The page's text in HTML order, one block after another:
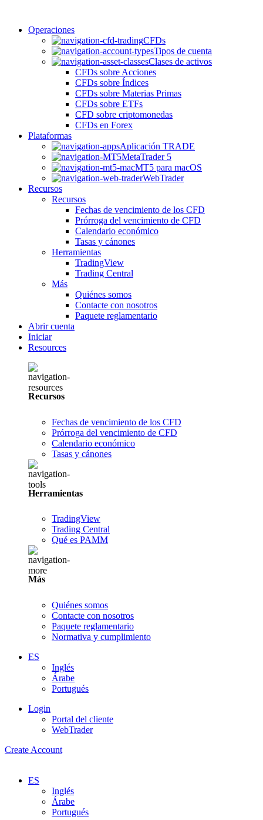
Operaciones
CFDs
Tipos de cuenta
Clases de activos
CFDs sobre Acciones
CFDs sobre Índices
CFDs sobre Materias Primas
CFDs sobre ETFs
CFD sobre criptomonedas
CFDs en Forex
Plataformas
Aplicación TRADE
MetaTrader 5
MT5 para macOS
WebTrader
Recursos
Recursos
Fechas de vencimiento de los CFD
Prórroga del vencimiento de CFD
Calendario económico
Tasas y cánones
Herramientas
TradingView
Trading Central
Más
Quiénes somos
Contacte con nosotros
Paquete reglamentario
Abrir cuenta
Iniciar
Resources
Recursos
Fechas de vencimiento de los CFD
Prórroga del vencimiento de CFD
Calendario económico
Tasas y cánones
Herramientas
TradingView
Trading Central
Qué es PAMM
Más
Quiénes somos
Contacte con nosotros
Paquete reglamentario
Normativa y cumplimiento
ES
Inglés
Árabe
Portugués
Login
Portal del cliente
WebTrader
Create Account
ES
Inglés
Árabe
Portugués